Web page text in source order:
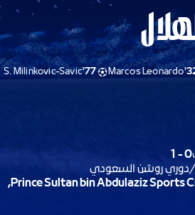
Marcos Leonardo
S. Milinkovic-Savic77'
0
-
1
/دوري روشن السعودي
Prince Sultan bin Abdulaziz Sports